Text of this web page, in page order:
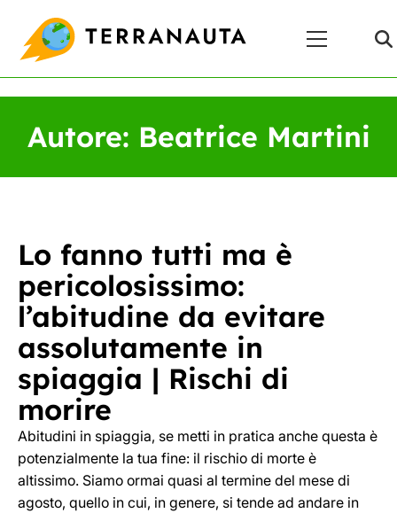
content
Principale
Autore: Beatrice Martini
Lo fanno tutti ma è
pericolosissimo:
l’abitudine da evitare
assolutamente in
spiaggia | Rischi di
morire
Abitudini in spiaggia, se metti in pratica anche questa è
potenzialmente la tua fine: il rischio di morte è
altissimo. Siamo ormai quasi al termine del mese di
agosto, quello in cui, in genere, si tende ad andare in